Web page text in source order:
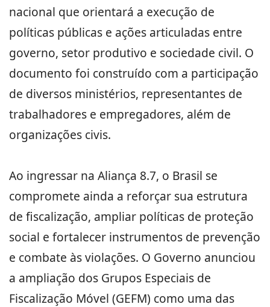
nacional que orientará a execução de
políticas públicas e ações articuladas entre
governo, setor produtivo e sociedade civil. O
documento foi construído com a participação
de diversos ministérios, representantes de
trabalhadores e empregadores, além de
organizações civis.
Ao ingressar na Aliança 8.7, o Brasil se
compromete ainda a reforçar sua estrutura
de fiscalização, ampliar políticas de proteção
social e fortalecer instrumentos de prevenção
e combate às violações. O Governo anunciou
a ampliação dos Grupos Especiais de
Fiscalização Móvel (GEFM) como uma das